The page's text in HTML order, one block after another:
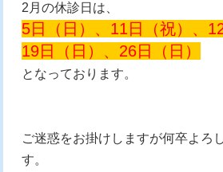
2月の休診日は、
5日（日）、11日（祝）、
19日（日）、26日（日）
となっております。
ご迷惑をお掛けしますが何卒よろ
す。